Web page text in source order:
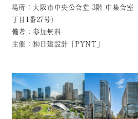
場所：大阪市中央公会堂 3階 中集会室
丁目1番27号）
備考：参加無料
主催：㈱日建設計「PYNT」